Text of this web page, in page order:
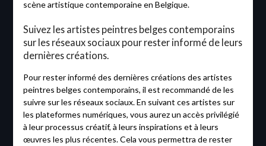
scène artistique contemporaine en Belgique.
Suivez les artistes peintres belges contemporains
sur les réseaux sociaux pour rester informé de leurs
dernières créations.
Pour rester informé des dernières créations des artistes
peintres belges contemporains, il est recommandé de les
suivre sur les réseaux sociaux. En suivant ces artistes sur
les plateformes numériques, vous aurez un accès privilégié
à leur processus créatif, à leurs inspirations et à leurs
œuvres les plus récentes. Cela vous permettra de rester